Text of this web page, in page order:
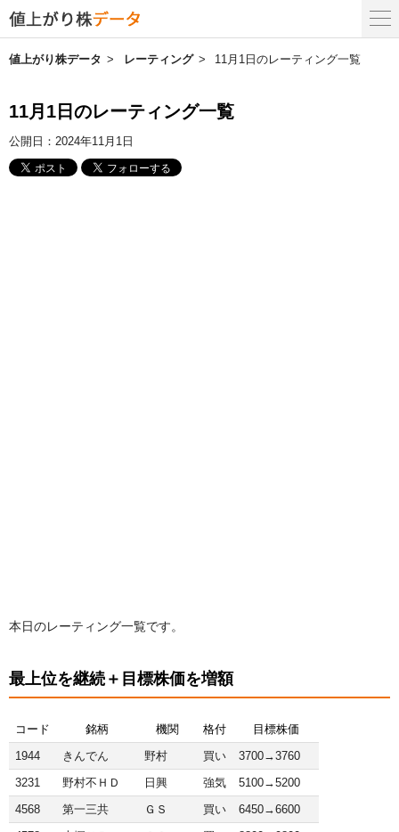
値上がり株データ レーティング 11月1日のレーティング一覧
11月1日のレーティング一覧
公開日： 2024年11月1日
本日のレーティング一覧です。
最上位を継続＋目標株価を増額
コード 銘柄 機関 格付
目標株価
1944
きんでん 野村 買い
3700→3760
3231
野村不ＨＤ 日興 強気
5100→5200
4568
第一三共 ＧＳ 買い
6450→6600